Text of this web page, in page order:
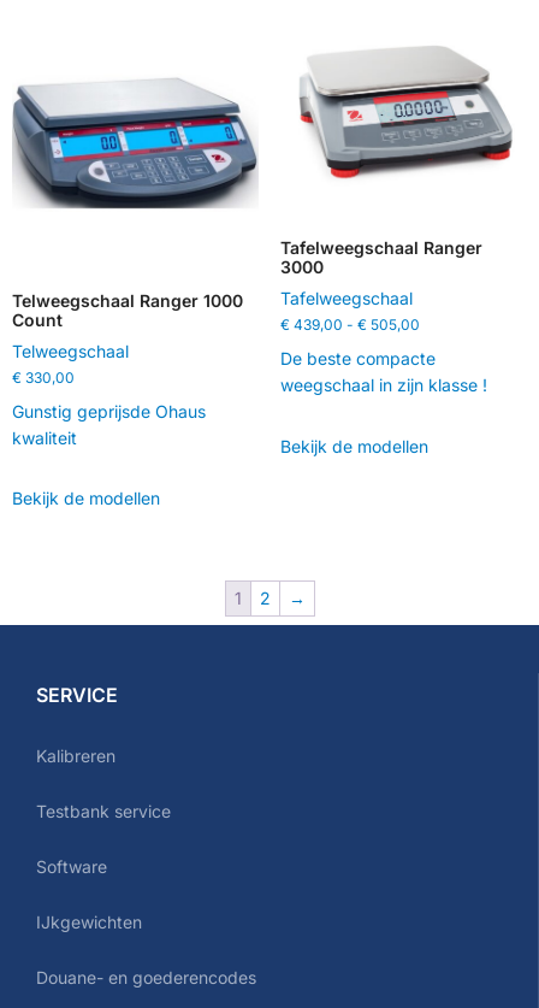
Telweegschaal Ranger 1000
Count
Telweegschaal
€ 330,00
Gunstig geprijsde Ohaus
kwaliteit
Bekijk de modellen
Tafelweegschaal Ranger
3000
Tafelweegschaal
€439,00 - €505,00
De beste compacte
weegschaal in zijn klasse !
Bekijk de modellen
1 2 →
SERVICE
Kalibreren
Testbank service
Software
IJkgewichten
Douane- en goederencodes